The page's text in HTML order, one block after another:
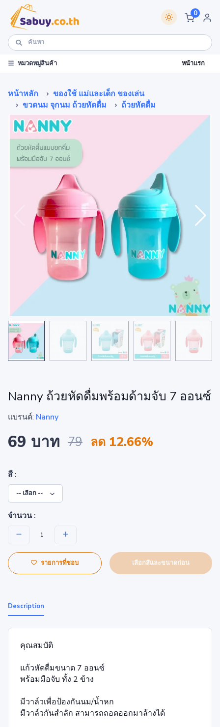
0
หมวดหมู่สินค้า หน้าแรก
หน้าหลัก
ของใช้ แม่และเด็ก ของเล่น
ขวดนม จุกนม ถ้วยหัดดื่ม
ถ้วยหัดดื่ม
Nanny ถ้วยหัดดื่มพร้อมด้ามจับ 7 ออนซ์
แบรนด์: Nanny
69 บาท 79 ลด 12.66%
สี :
จำนวน :
รายการที่ชอบ เลือกสีและขนาดก่อน
Description
คุณสมบัติ
แก้วหัดดื่มขนาด 7 ออนซ์
พร้อมมือจับ ทั้ง 2 ข้าง
มีวาล์วเพื่อป้องกันนม/น้ำหก
มีวาล์วกันสำลัก สามารถถอดออกมาล้างได้